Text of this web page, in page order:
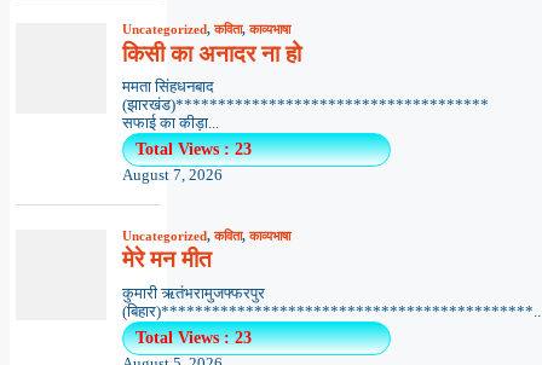
Uncategorized,कविता,काव्यभाषा
किसी का अनादर ना हो
ममता सिंहधनबाद
(झारखंड)*************************************
सफाई का कीड़ा...
Total Views : 23
August 7, 2026
Uncategorized,कविता,काव्यभाषा
मेरे मन मीत
कुमारी ऋतंभरामुजफ्फरपुर
Total Views : 23